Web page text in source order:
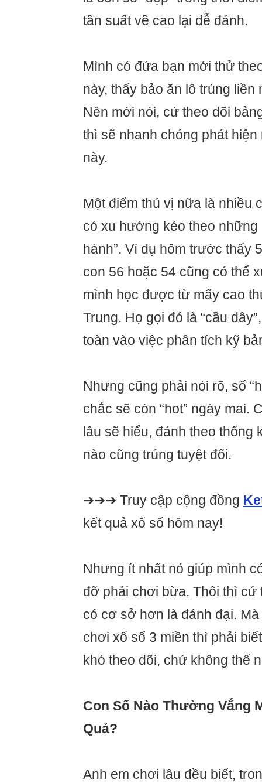
tần suất về cao lại dễ đánh.
Mình có đứa bạn mới thử
này, thấy bảo ăn lô trúng liền
Nên mới nói, cứ theo dõi
thì sẽ nhanh chóng phát
này.
Một điểm thú vị nữa là nhiều
có xu hướng kéo theo những
hành”. Ví dụ hôm trước thấy
con 56 hoặc 54 cũng có thể
mình học được từ mấy cao
Trung. Họ gọi đó là “cầu
toàn vào việc phân tích kỹ
Nhưng cũng phải nói rõ, số
chắc sẽ còn “hot” ngày mai.
lâu sẽ hiểu, đánh theo thống
nào cũng trúng tuyệt đối.
➔➔➔ Truy cập cộng đồng
kết quả xổ số hôm nay!
Nhưng ít nhất nó giúp mình
đỡ phải chơi bừa. Thôi thì cứ
có cơ sở hơn là đánh đại.
chơi xổ số 3 miền thì phải
khó theo dõi, chứ không thể
Con Số Nào Thường Vắng
Quả?
Anh em chơi lâu đều biết,